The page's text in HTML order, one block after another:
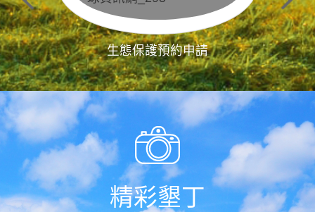
生態保護預約申請
精彩墾丁